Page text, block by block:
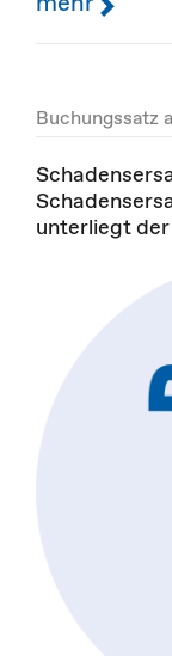
Buchungssatz
unterliegt